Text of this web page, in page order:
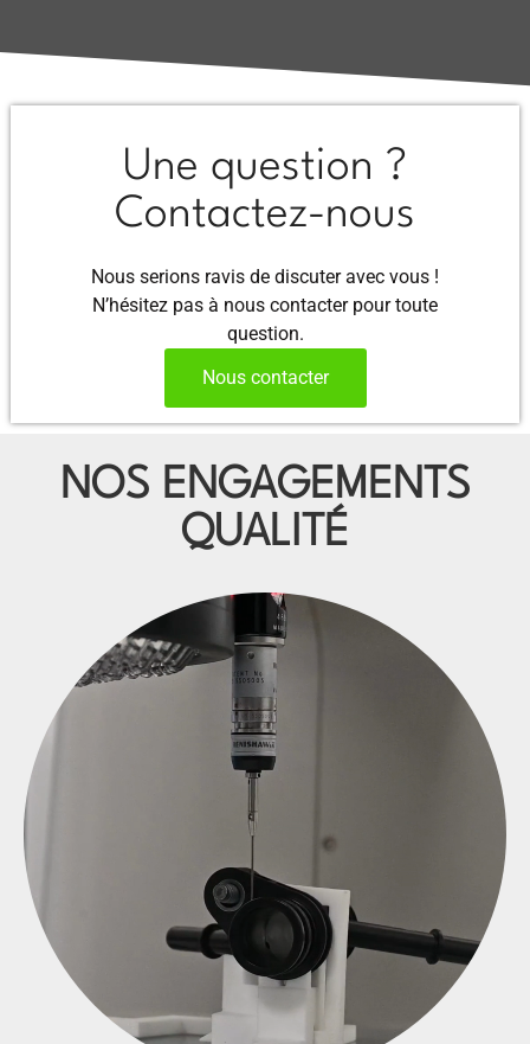
Une question ?
Contactez-nous
Nous serions ravis de discuter avec vous !
N’hésitez pas à nous contacter pour toute
question.
Nous contacter
NOS ENGAGEMENTS
QUALITÉ